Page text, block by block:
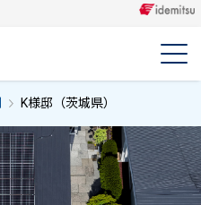
K様邸（茨城県）